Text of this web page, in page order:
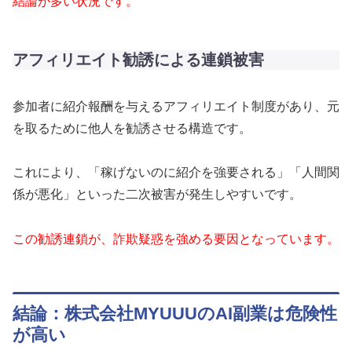
アフィリエイト勧誘による連鎖被害
参加者に紹介報酬を与えるアフィリエイト制度があり、元
を取るために他人を勧誘させる構造です。
これにより、「稼げないのに紹介を強要される」「人間関
係が悪化」といった二次被害が発生しやすいです。
この勧誘連鎖が、詐欺疑惑を強める要因となっています。
結論：株式会社MYUUUのAI副業は危険性
が高い